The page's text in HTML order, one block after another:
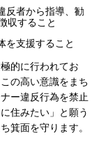
反者から指導、勧
収すること
を支援すること
的に行われてお
の高い意識をまち
ー違反行為を禁止
住みたい」と願う
箕面を守ります。